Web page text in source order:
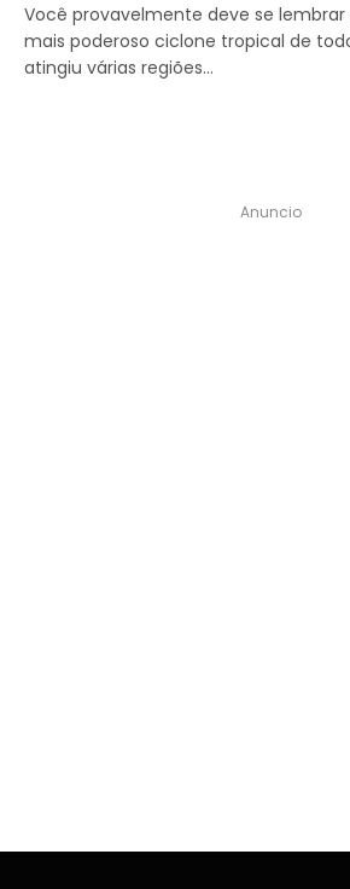
Você provavelmente deve se
mais poderoso ciclone tropical de
atingiu várias regiões…
Anuncio